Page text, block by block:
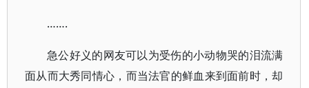
…….
急公好义的网友可以为受伤的小动物哭的泪流满
面从而大秀同情心，而当法官的鲜血来到面前时，却